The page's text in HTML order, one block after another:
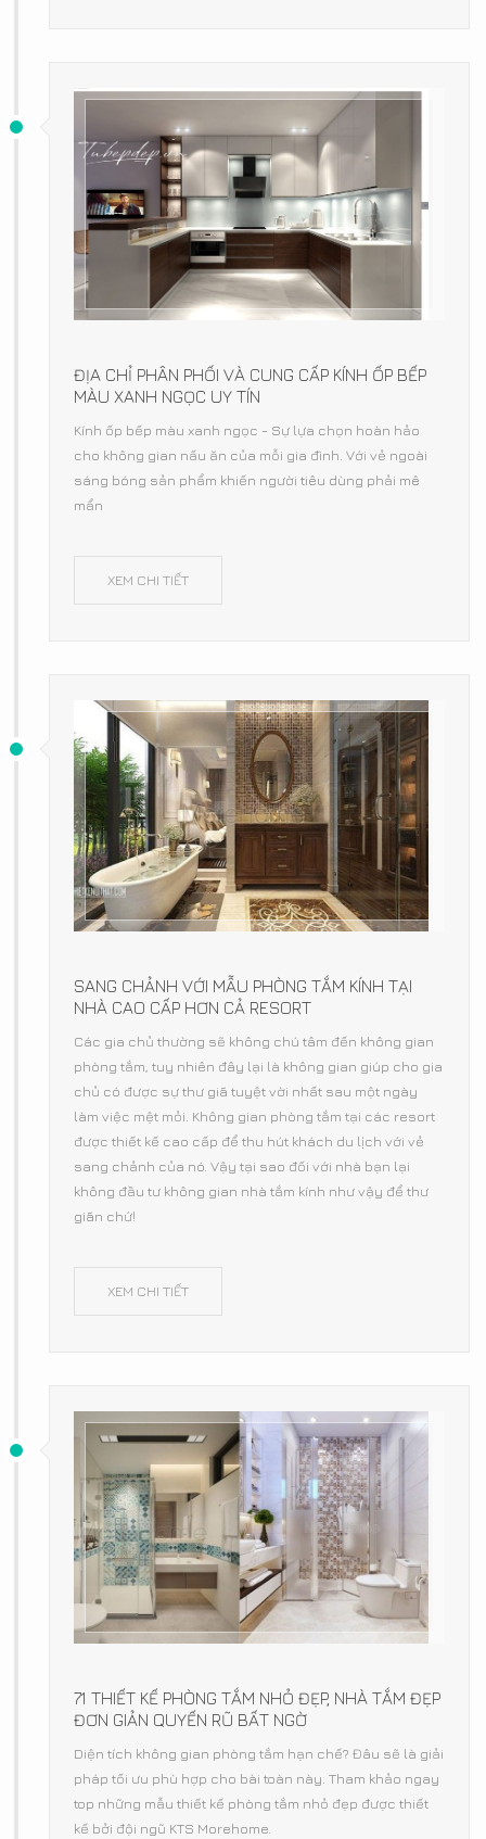
ĐỊA CHỈ PHÂN PHỐI VÀ CUNG CẤP KÍNH ỐP BẾP
MÀU XANH NGỌC UY TÍN
Kính ốp bếp màu xanh ngọc - Sự lựa chọn hoàn hảo
cho không gian nấu ăn của mỗi gia đình. Với vẻ ngoài
sáng bóng sản phẩm khiến người tiêu dùng phải mê
mẩn
XEM CHI TIẾT
SANG CHẢNH VỚI MẪU PHÒNG TẮM KÍNH TẠI
NHÀ CAO CẤP HƠN CẢ RESORT
Các gia chủ thường sẽ không chú tâm đến không gian
phòng tắm, tuy nhiên đây lại là không gian giúp cho gia
chủ có được sự thư giã tuyệt vời nhất sau một ngày
làm việc mệt mỏi. Không gian phòng tắm tại các resort
được thiết kế cao cấp để thu hút khách du lịch với vẻ
sang chảnh của nó. Vậy tại sao đối với nhà bạn lại
không đầu tư không gian nhà tắm kính như vậy để thư
giãn chứ!
XEM CHI TIẾT
71 THIẾT KẾ PHÒNG TẮM NHỎ ĐẸP, NHÀ TẮM ĐẸP
ĐƠN GIẢN QUYẾN RŨ BẤT NGỜ
Diện tích không gian phòng tắm hạn chế? Đâu sẽ là giải
pháp tối ưu phù hợp cho bài toàn này. Tham khảo ngay
top những mẫu thiết kế phòng tắm nhỏ đẹp được thiết
kế bởi đội ngũ KTS Morehome.